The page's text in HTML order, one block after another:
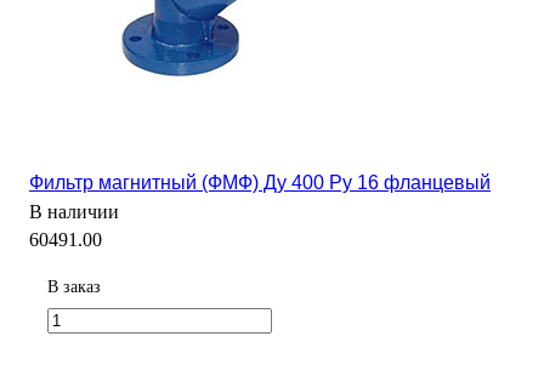
Фильтр магнитный (ФМФ) Ду 400 Ру 16 фланцевый
В наличии
60491.00
В заказ